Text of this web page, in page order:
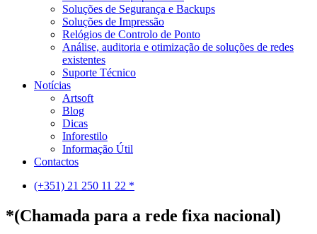
Soluções de Segurança e Backups
Soluções de Impressão
Relógios de Controlo de Ponto
Análise, auditoria e otimização de soluções de redes
existentes
Suporte Técnico
Notícias
Artsoft
Blog
Dicas
Inforestilo
Informação Útil
Contactos
(+351) 21 250 11 22 *
*(Chamada para a rede fixa nacional)